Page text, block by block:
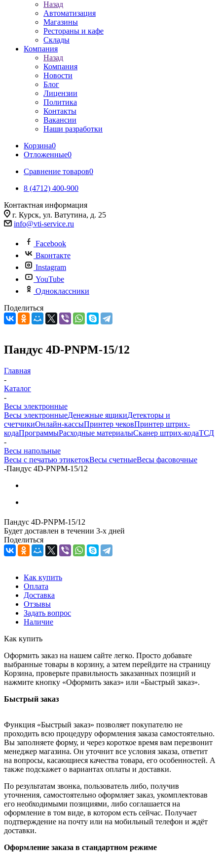
Назад
Автоматизация
Магазины
Рестораны и кафе
Склады
Компания
Назад
Компания
Новости
Блог
Лицензии
Политика
Контакты
Вакансии
Наши разработки
Корзина0
Отложенные0
Сравнение товаров0
8 (4712) 400-900
Контактная информация
г. Курск, ул. Ватутина, д. 25
info@vti-service.ru
Facebook
Вконтакте
Instagram
YouTube
Одноклассники
Поделиться
Пандус 4D-PNPМ-15/12
Главная
-
Каталог
-
Весы электронные
Весы электронныеДенежные ящикиДетекторы и
счетчикиОнлайн-кассыПринтер чековПринтер штрих-
кодаПрограммыРасходные материалыСканер штрих-кодаТСД
-
Весы напольные
Весы с печатью этикетокВесы счетныеВесы фасовочные
-Пандус 4D-PNPМ-15/12
Пандус 4D-PNPМ-15/12
Будет доставлен в течении 3-х дней
Поделиться
Как купить
Оплата
Доставка
Отзывы
Задать вопрос
Наличие
Как купить
Оформить заказ на нашем сайте легко. Просто добавьте
выбранные товары в корзину, а затем перейдите на страницу
Корзина, проверьте правильность заказанных позиций и
нажмите кнопку «Оформить заказ» или «Быстрый заказ».
Быстрый заказ
Функция «Быстрый заказ» позволяет покупателю не
проходить всю процедуру оформления заказа самостоятельно.
Вы заполняете форму, и через короткое время вам перезвонит
менеджер магазина. Он уточнит все условия заказа, ответит
на вопросы, касающиеся качества товара, его особенностей. А
также подскажет о вариантах оплаты и доставки.
По результатам звонка, пользователь либо, получив
уточнения, самостоятельно оформляет заказ, укомплектовав
его необходимыми позициями, либо соглашается на
оформление в том виде, в котором есть сейчас. Получает
подтверждение на почту или на мобильный телефон и ждёт
доставки.
Оформление заказа в стандартном режиме